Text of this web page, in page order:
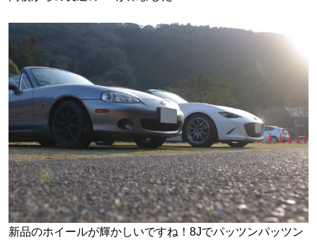
新品のホイールが輝かしいですね！8Jでパッツンパッツン